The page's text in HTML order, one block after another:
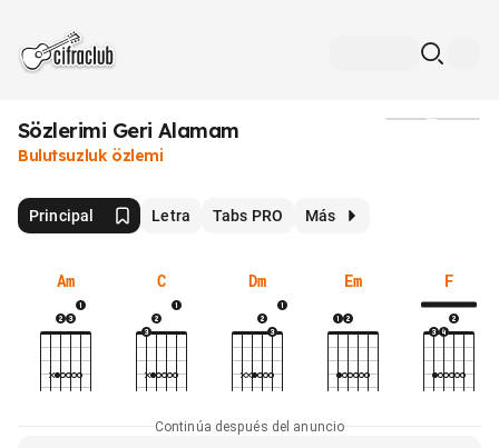
Sözlerimi Geri Alamam
Bulutsuzluk özlemi
Principal Letra Tabs PRO Más
Am C Dm Em F
Continúa después del anuncio